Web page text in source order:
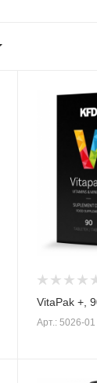
VitaPak +,
Арт.: 5026-01